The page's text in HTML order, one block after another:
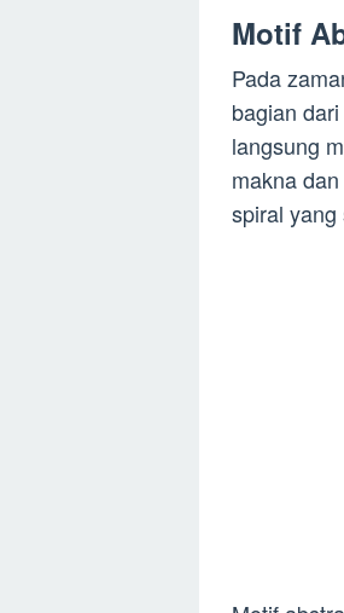
Motif
Pada
bagian
langsung
makna
spiral